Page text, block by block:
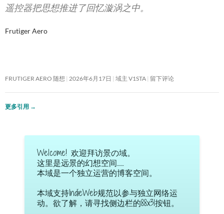
遥控器把思想推进了回忆漩涡之中。
Frutiger Aero
FRUTIGER AERO 随想 2026年6月17日 域主 V1STA 留下评论
更多引用 →
Welcome! 欢迎拜访景の域。
这里是远景的幻想空间……
本域是一个独立运营的博客空间。
本域支持IndieWeb规范以参与独立网络运
动。欲了解，请寻找侧边栏的88x31按钮。